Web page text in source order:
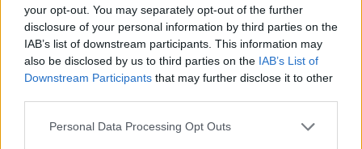
your opt-out. You may separately opt-out of the further
disclosure of your personal information by third parties on the
IAB’s list of downstream participants. This information may
also be disclosed by us to third parties on the IAB’s List of
Downstream Participants that may further disclose it to other
Personal Data Processing Opt Outs
miłość doprowadziła do rozlewu krwi.